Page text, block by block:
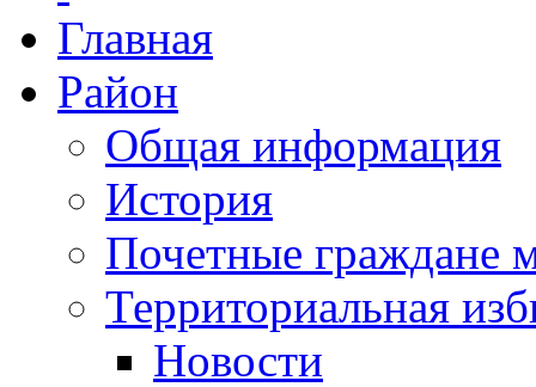
Главная
Район
Общая информация
История
Почетные граждане
Территориальная
Новости